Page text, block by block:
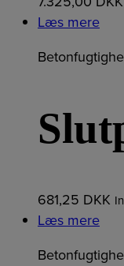
Læs mere
681,25 DKK
Læs mere